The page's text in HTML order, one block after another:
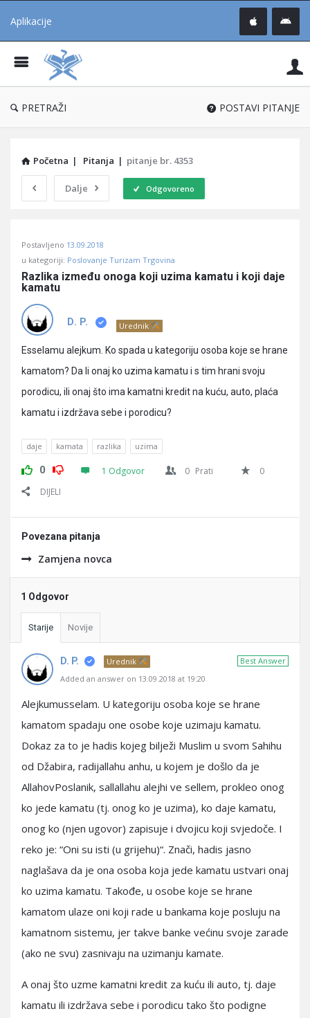
Aplikacije
®
PRETRAŽI POSTAVI PITANJE
Početna | Pitanja | pitanje br. 4353
Dalje Odgovoreno
Učene
Latest
Pitanja
Postavljeno 13.09.2018
u kategoriji: Poslovanje Turizam Trgovina
Razlika između onoga koji uzima kamatu i koji daje
kamatu
D. P. Urednik
Esselamu alejkum. Ko spada u kategoriju osoba koje se hrane
kamatom? Da li onaj ko uzima kamatu i s tim hrani svoju
porodicu, ili onaj što ima kamatni kredit na kuću, auto, plaća
kamatu i izdržava sebe i porodicu?
daje kamata razlika uzima
0 1 Odgovor 0 Prati
0
DIJELI
Povezana pitanja
Zamjena novca
1 Odgovor
Starije Novije
Best Answer
D. P.
Urednik
Added an answer on 13.09.2018 at 19:20
Alejkumusselam. U kategoriju osoba koje se hrane
kamatom spadaju one osobe koje uzimaju kamatu.
Dokaz za to je hadis kojeg bilježi Muslim u svom Sahihu
od Džabira, radijallahu anhu, u kojem je došlo da je
AllahovPoslanik, sallallahu alejhi ve sellem, prokleo onog
ko jede kamatu (tj. onog ko je uzima), ko daje kamatu,
onog ko (njen ugovor) zapisuje i dvojicu koji svjedoče. I
reko je: “Oni su isti (u grijehu)“. Znači, hadis jasno
naglašava da je ona osoba koja jede kamatu ustvari onaj
ko uzima kamatu. Takođe, u osobe koje se hrane
kamatom ulaze oni koji rade u bankama koje posluju na
kamatnom sistemu, jer takve banke većinu svoje zarade
(ako ne svu) zasnivaju na uzimanju kamate.
A onaj što uzme kamatni kredit za kuću ili auto, tj. daje
kamatu ili izdržava sebe i porodicu tako što podigne